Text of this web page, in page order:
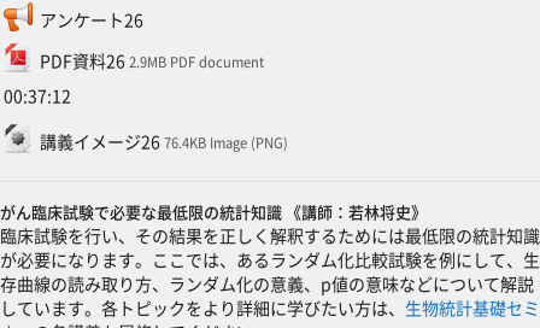
アンケート26フィードバック
PDF資料26
ファイル2.9MB PDF document
00:37:12
講義イメージ26
ファイル76.4KB Image (PNG)
がん臨床試験で必要な最低限の統計知識 《講師：若林将史》
臨床試験を行い、その結果を正しく解釈するためには最低限の統計知識
が必要になります。ここでは、あるランダム化比較試験を例にして、生
存曲線の読み取り方、ランダム化の意義、p値の意味などについて解説
しています。各トピックをより詳細に学びたい方は、 生物統計基礎セミ